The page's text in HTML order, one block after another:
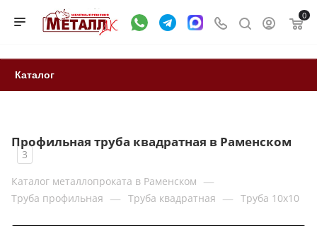
0
Каталог
Профильная труба квадратная в Раменском
3
Каталог металлопроката в Раменском —
Труба профильная — Труба квадратная — Труба 10x10